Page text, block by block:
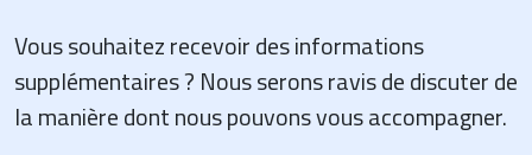
Vous souhaitez recevoir des informations
supplémentaires ? Nous serons ravis de discuter de
la manière dont nous pouvons vous accompagner.